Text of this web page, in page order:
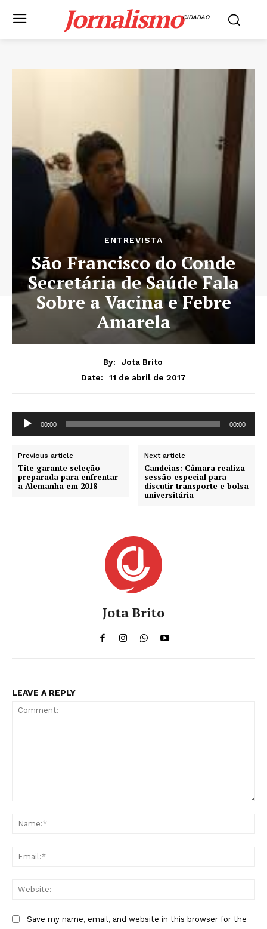
JornalismoCIDADAO
ENTREVISTA
São Francisco do Conde
Secretária de Saúde Fala
Sobre a Vacina e Febre
Amarela
By:
Jota Brito
Date:
11 de abril de 2017
00:00 00:00
Previous article
Tite garante seleção
preparada para enfrentar
a Alemanha em 2018
Next article
Candeias: Câmara realiza
sessão especial para
discutir transporte e bolsa
universitária
Jota Brito
LEAVE A REPLY
Save my name, email, and website in this browser for the